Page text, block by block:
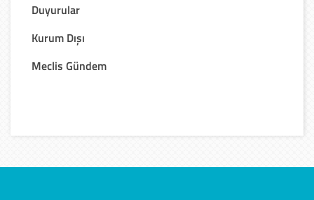
Duyurular
Kurum Dışı
Meclis Gündem